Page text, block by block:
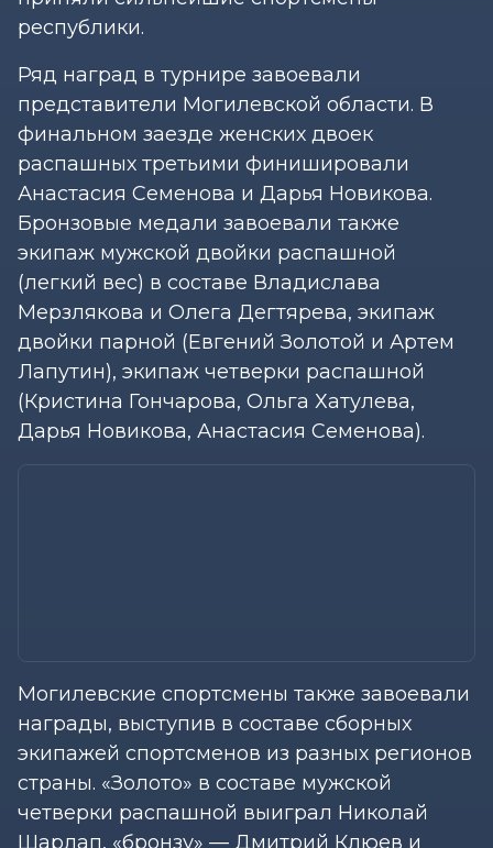
республики.
Ряд наград в турнире завоевали
представители Могилевской области. В
финальном заезде женских двоек
распашных третьими финишировали
Анастасия Семенова и Дарья Новикова.
Бронзовые медали завоевали также
экипаж мужской двойки распашной
(легкий вес) в составе Владислава
Мерзлякова и Олега Дегтярева, экипаж
двойки парной (Евгений Золотой и Артем
Лапутин), экипаж четверки распашной
(Кристина Гончарова, Ольга Хатулева,
Дарья Новикова, Анастасия Семенова).
Могилевские спортсмены также завоевали
награды, выступив в составе сборных
экипажей спортсменов из разных регионов
страны. «Золото» в составе мужской
четверки распашной выиграл Николай
Шарлап, «бронзу» — Дмитрий Клюев и